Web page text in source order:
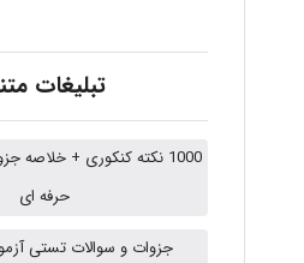
تبلیغات
1000 نکته کنکوری +
حرفه ای
جزوات و سوالات تستی